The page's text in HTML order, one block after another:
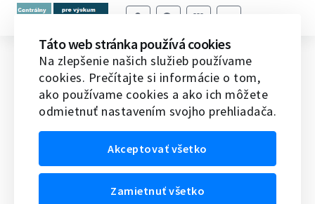
Aktivity v oblasti rozvoja ľudských
zdrojov vedeckých pobytov v
zahraničí v r. 2014 v rámci národnej
grantovej schémy na podporu
výskumu a vývoja
Domov
Aktivity v oblasti rozvoja ľudských zdrojov vedeckých
Táto web stránka používá cookies
Na zlepšenie našich služieb používame
cookies. Prečítajte si informácie o tom,
ako používame cookies a ako ich môžete
odmietnuť nastavením svojho prehliadača.
Akceptovať všetko
Zamietnuť všetko